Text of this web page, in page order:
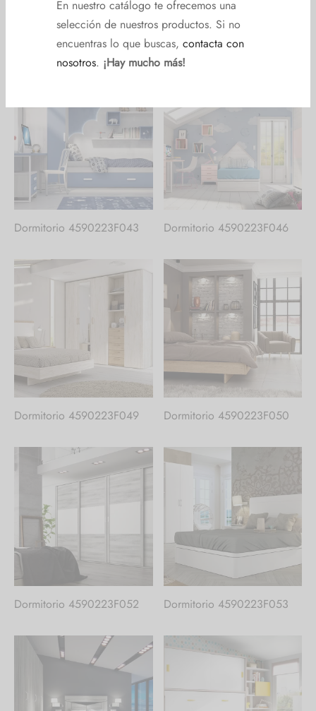
selección de nuestros productos. Si no
encuentras lo que buscas,contacta con
¡Hay mucho más!
Dormitorio 4590223F041 Dormitorio 4590223F042
Dormitorio 4590223F043 Dormitorio 4590223F046
Dormitorio 4590223F049 Dormitorio 4590223F050
Dormitorio 4590223F052 Dormitorio 4590223F053